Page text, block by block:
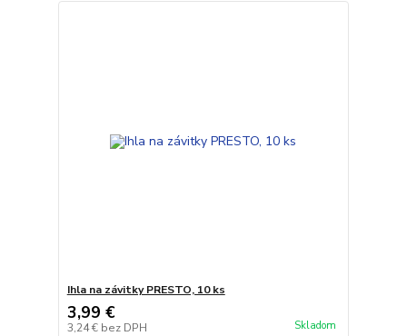
Ihla na závitky PRESTO, 10 ks
3,99 €
3,24 € bez DPH Skladom